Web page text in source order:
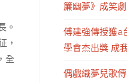
。
，
全
簾幽夢》成笑劇
傅建強傳授獲a
學會杰出獎 成
偶戲織夢兒歌